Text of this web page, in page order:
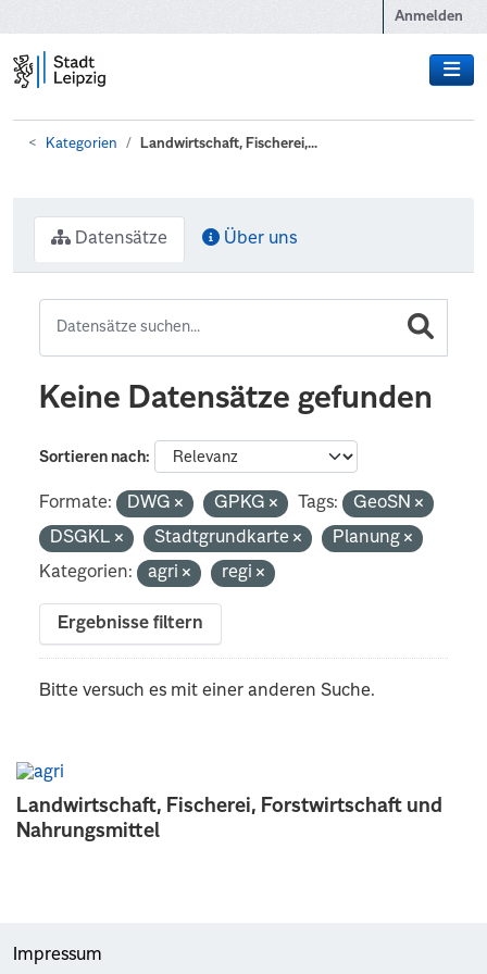
Anmelden
Kategorien Landwirtschaft, Fischerei,...
Landwirtschaft, Fischerei, Forstwirtschaft und
Nahrungsmittel
Datensätze Über uns
Keine Datensätze gefunden
Sortieren nach
Formate: DWG GPKG Tags:
GeoSN
DSGKL
Stadtgrundkarte
Planung
Kategorien:
agri regi
Ergebnisse filtern
Bitte versuch es mit einer anderen Suche.
Impressum